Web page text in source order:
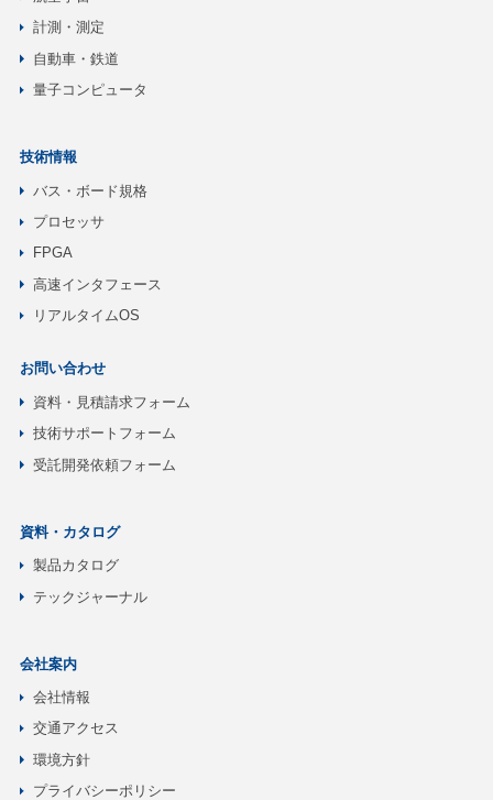
計測・測定
自動車・鉄道
量子コンピュータ
技術情報
バス・ボード規格
プロセッサ
FPGA
高速インタフェース
リアルタイムOS
お問い合わせ
資料・見積請求フォーム
技術サポートフォーム
受託開発依頼フォーム
資料・カタログ
製品カタログ
テックジャーナル
会社案内
会社情報
交通アクセス
環境方針
プライバシーポリシー